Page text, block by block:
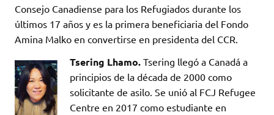
Consejo Canadiense para los Refugiados durante los
últimos 17 años y es la primera beneficiaria del Fondo
Amina Malko en convertirse en presidenta del CCR.
Tsering Lhamo. Tsering llegó a Canadá a
principios de la década de 2000 como
solicitante de asilo. Se unió al FCJ Refugee
Centre en 2017 como estudiante en